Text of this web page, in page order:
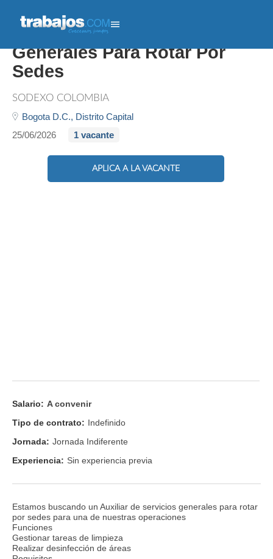
Auxiliar De Servicios
Generales Para Rotar Por
Sedes
SODEXO COLOMBIA
Bogota D.C., Distrito Capital
25/06/2026
1 vacante
APLICA A LA VACANTE
Salario: A convenir
Tipo de contrato: Indefinido
Jornada: Jornada Indiferente
Experiencia: Sin experiencia previa
Estamos buscando un Auxiliar de servicios generales para rotar
por sedes para una de nuestras operaciones
Funciones
Gestionar tareas de limpieza
Realizar desinfección de áreas